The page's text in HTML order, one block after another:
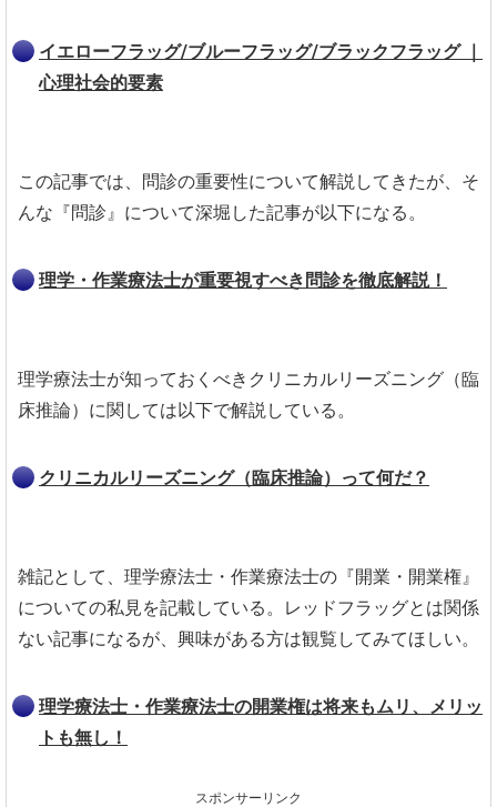
イエローフラッグ/ブルーフラッグ/ブラックフラッグ ｜
心理社会的要素
この記事では、問診の重要性について解説してきたが、そ
んな『問診』について深堀した記事が以下になる。
理学・作業療法士が重要視すべき問診を徹底解説！
理学療法士が知っておくべきクリニカルリーズニング（臨
床推論）に関しては以下で解説している。
クリニカルリーズニング（臨床推論）って何だ？
雑記として、理学療法士・作業療法士の『開業・開業権』
についての私見を記載している。レッドフラッグとは関係
ない記事になるが、興味がある方は観覧してみてほしい。
理学療法士・作業療法士の開業権は将来もムリ、メリッ
トも無し！
スポンサーリンク